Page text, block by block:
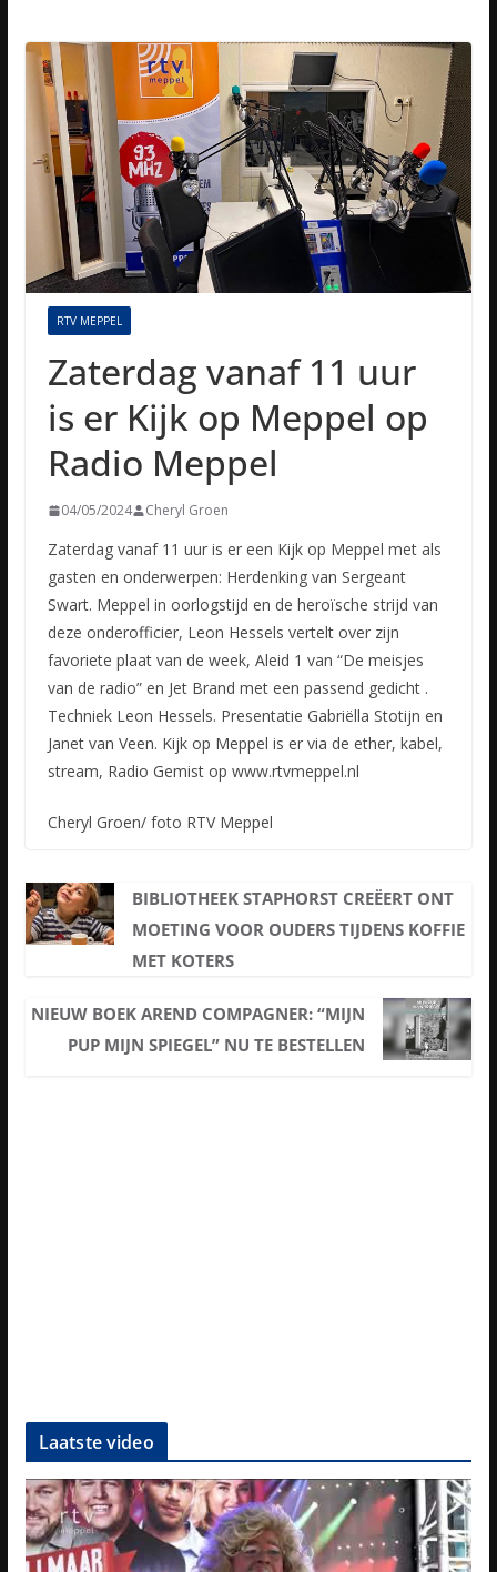
RTV MEPPEL
Zaterdag vanaf 11 uur
is er Kijk op Meppel op
Radio Meppel
04/05/2024 Cheryl Groen
Zaterdag vanaf 11 uur is er een Kijk op Meppel met als
gasten en onderwerpen: Herdenking van Sergeant
Swart. Meppel in oorlogstijd en de heroïsche strijd van
deze onderofficier, Leon Hessels vertelt over zijn
favoriete plaat van de week, Aleid 1 van “De meisjes
van de radio” en Jet Brand met een passend gedicht .
Techniek Leon Hessels. Presentatie Gabriëlla Stotijn en
Janet van Veen. Kijk op Meppel is er via de ether, kabel,
stream, Radio Gemist op www.rtvmeppel.nl
Cheryl Groen/ foto RTV Meppel
BIBLIOTHEEK STAPHORST CREËERT ONT
MOETING VOOR OUDERS TIJDENS KOFFIE
MET KOTERS
NIEUW BOEK AREND COMPAGNER: “MIJN
PUP MIJN SPIEGEL” NU TE BESTELLEN
Laatste video